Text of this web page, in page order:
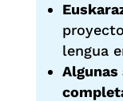
lengua
Algunas